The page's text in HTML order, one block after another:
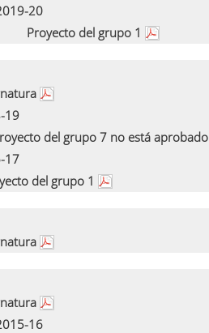
20
Proyecto del grupo 1
19
del grupo 7 no está aprobado
17
del grupo 1
16